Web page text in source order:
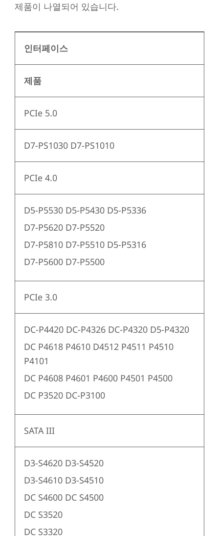
제품이 나열되어 있습니다.
인터페이스
제품
PCIe 5.0
D7-PS1030 D7-PS1010
PCIe 4.0
D5-P5530 D5-P5430 D5-P5336
D7-P5620 D7-P5520
D7-P5810 D7-P5510 D5-P5316
D7-P5600 D7-P5500
PCIe 3.0
DC-P4420 DC-P4326 DC-P4320 D5-P4320
DC P4618 P4610 D4512 P4511 P4510
P4101
DC P4608 P4601 P4600 P4501 P4500
DC P3520 DC-P3100
SATA III
D3-S4620 D3-S4520
D3-S4610 D3-S4510
DC S4600 DC S4500
DC S3520
DC S3320